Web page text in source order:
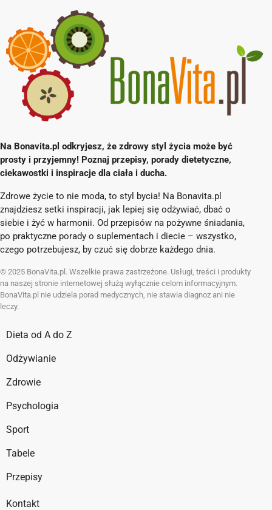
Na Bonavita.pl odkryjesz, że zdrowy styl życia może być
prosty i przyjemny! Poznaj przepisy, porady dietetyczne,
ciekawostki i inspiracje dla ciała i ducha.
Zdrowe życie to nie moda, to styl bycia! Na Bonavita.pl
znajdziesz setki inspiracji, jak lepiej się odżywiać, dbać o
siebie i żyć w harmonii. Od przepisów na pożywne śniadania,
po praktyczne porady o suplementach i diecie – wszystko,
czego potrzebujesz, by czuć się dobrze każdego dnia.
© 2025 BonaVita.pl. Wszelkie prawa zastrzeżone. Usługi, treści i produkty
na naszej stronie internetowej służą wyłącznie celom informacyjnym.
BonaVita.pl nie udziela porad medycznych, nie stawia diagnoz ani nie
leczy.
Dieta od A do Z
Odżywianie
Zdrowie
Psychologia
Sport
Tabele
Przepisy
Kontakt